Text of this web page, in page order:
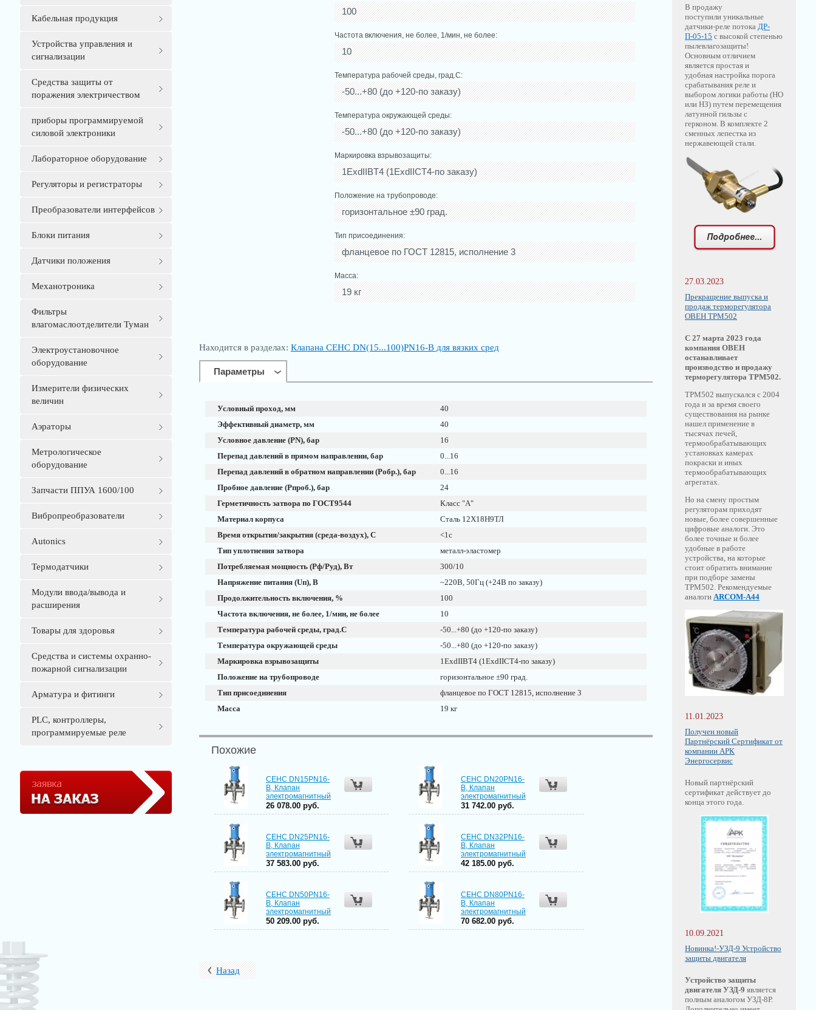
100
Частота включения, не более, 1/мин, не более:
10
Температура рабочей среды, град.С:
-50...+80 (до +120-по заказу)
Температура окружающей среды:
-50...+80 (до +120-по заказу)
Маркировка взрывозащиты:
1ExdIIBT4 (1ExdIICT4-по заказу)
Положение на трубопроводе:
горизонтальное ±90 град.
Тип присоединения:
фланцевое по ГОСТ 12815, исполнение 3
Масса:
19 кг
Находится в разделах: Клапана СЕНС DN(15...100)PN16-В для вязких сред
Параметры
Условный проход, мм
40
Эффективный диаметр, мм
40
Условное давление (PN), бар
16
Перепад давлений в прямом направлении, бар
0...16
Перепад давлений в обратном направлении (Робр.), бар
0...16
Пробное давление (Рпроб.), бар
24
Герметичность затвора по ГОСТ9544
Класс "А"
Материал корпуса
Сталь 12Х18Н9ТЛ
Время открытия/закрытия (среда-воздух), С
<1с
Тип уплотнения затвора
металл-эластомер
Потребляемая мощность (Рф/Руд), Вт
300/10
Напряжение питания (Uп), В
~220В, 50Гц (+24В по заказу)
Продолжительность включения, %
100
Частота включения, не более, 1/мин, не более
10
Температура рабочей среды, град.С
-50...+80 (до +120-по заказу)
Температура окружающей среды
-50...+80 (до +120-по заказу)
Маркировка взрывозащиты
1ExdIIBT4 (1ExdIICT4-по заказу)
Положение на трубопроводе
горизонтальное ±90 град.
Тип присоединения
фланцевое по ГОСТ 12815, исполнение 3
Масса
19 кг
Похожие
СЕНС DN15PN16-
В, Клапан
электромагнитный
26 078.00 руб.
СЕНС DN20PN16-
В, Клапан
электромагнитный
31 742.00 руб.
СЕНС DN25PN16-
В, Клапан
электромагнитный
37 583.00 руб.
СЕНС DN32PN16-
В, Клапан
электромагнитный
42 185.00 руб.
СЕНС DN50PN16-
В, Клапан
электромагнитный
50 209.00 руб.
СЕНС DN80PN16-
В, Клапан
электромагнитный
70 682.00 руб.
Назад
Кабельная продукция
Устройства управления и
сигнализации
Средства защиты от
поражения электричеством
приборы программируемой
силовой электроники
Лабораторное оборудование
Регуляторы и регистраторы
Преобразователи интерфейсов
Блоки питания
Датчики положения
Механотроника
Фильтры
влагомаслоотделители Туман
Электроустановочное
оборудование
Измерители физических
величин
Аэраторы
Метрологическое
оборудование
Запчасти ППУА 1600/100
Вибропреобразователи
Autonics
Термодатчики
Модули ввода/вывода и
расширения
Товары для здоровья
Средства и системы охранно-
пожарной сигнализации
Арматура и фитинги
PLС, контроллеры,
программируемые реле
В продажу
поступили уникальные
датчики-реле потока ДР-
П-05-15 с высокой степенью
пылевлагозащиты!
Основным отличием
является простая и
удобная настройка порога
срабатывания реле и
выбором логики работы (НО
или НЗ) путем перемещения
латунной гильзы с
герконом. В комплекте 2
сменных лепестка из
нержавеющей стали.
27.03.2023
Прекращение выпуска и
продаж терморегулятора
ОВЕН ТРМ502
С 27 марта 2023 года
компания ОВЕН
останавливает
производство и продажу
терморегулятора ТРМ502.
ТРМ502 выпускался с 2004
года и за время своего
существования на рынке
нашел применение в
тысячах печей,
термообрабатывающих
установках камерах
покраски и иных
термообрабатывающих
агрегатах.
Но на смену простым
регуляторам приходят
новые, более совершенные
цифровые аналоги. Это
более точные и более
удобные в работе
устройства, на которые
стоит обратить внимание
при подборе замены
ТРМ502. Рекомендуемые
аналоги ARCOM-A44
11.01.2023
Получен новый
Партнёрский Сертификат от
компании АРК
Энергосервис
Новый партнёрский
сертификат действует до
конца этого года.
10.09.2021
Новинка!-УЗД-9 Устройство
защиты двигателя
Устройство защиты
двигателя УЗД-9 является
полным аналогом УЗД-8Р.